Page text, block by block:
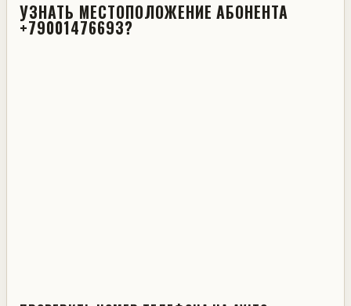
УЗНАТЬ МЕСТОПОЛОЖЕНИЕ АБОНЕНТА
+79001476693?